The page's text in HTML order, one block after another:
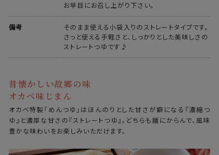
お早目にお召し上がり下さい。
備考
そのまま使える小袋入りのストレートタイプです。
さっと使える手軽さと、しっかりとした美味しさの
ストレートつゆです♪
昔懐かしい故郷の味
オカベ味じまん
オカベ特製「めんつゆ」はほんのりとした甘さが癖になる『濃縮つ
ゆ』と濃厚な甘さの『ストレートつゆ』。どちらも麺にからんで、風味
豊かな味わいをお楽しみいただけます。